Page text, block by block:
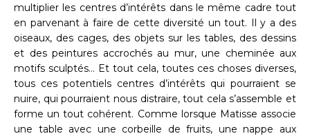
multiplier les centres d’intérêts dans le même cadre tout
en parvenant à faire de cette diversité un tout. Il y a des
oiseaux, des cages, des objets sur les tables, des dessins
et des peintures accrochés au mur, une cheminée aux
motifs sculptés… Et tout cela, toutes ces choses diverses,
tous ces potentiels centres d’intérêts qui pourraient se
nuire, qui pourraient nous distraire, tout cela s’assemble et
forme un tout cohérent. Comme lorsque Matisse associe
une table avec une corbeille de fruits, une nappe aux